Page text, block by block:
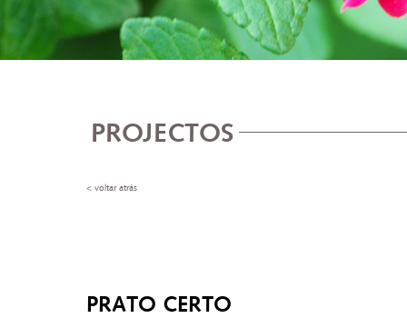
PROJECTOS
< voltar atrás
PRATO CERTO